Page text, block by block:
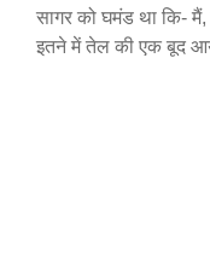
सागर को घमंड था कि- मैं,
इतने में तेल की एक बूद